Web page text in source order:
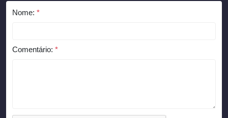
Nome: *
Comentário: *